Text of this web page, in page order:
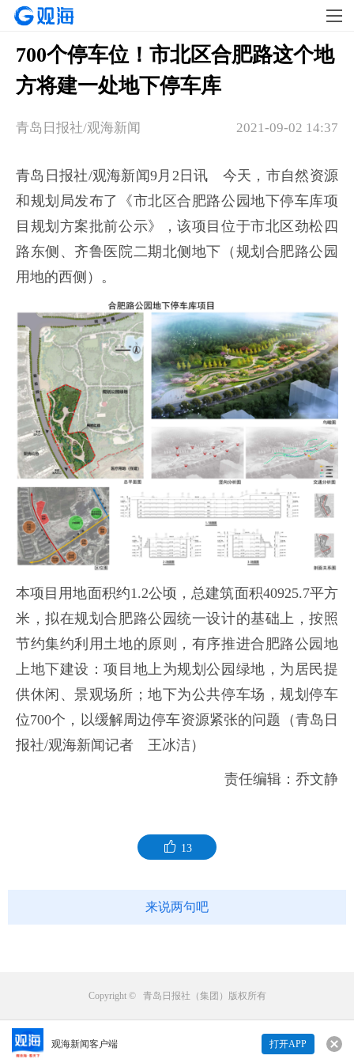
观海新闻客户端 打开APP
700个停车位！市北区合肥路这个地
方将建一处地下停车库
2021-09-02 14:37
青岛日报社/观海新闻
青岛日报社/观海新闻9月2日讯 今天，市自然资源
和规划局发布了《市北区合肥路公园地下停车库项
目规划方案批前公示》，该项目位于市北区劲松四
路东侧、齐鲁医院二期北侧地下（规划合肥路公园
用地的西侧）。
本项目用地面积约1.2公顷，总建筑面积40925.7平方
米，拟在规划合肥路公园统一设计的基础上，按照
节约集约利用土地的原则，有序推进合肥路公园地
上地下建设：项目地上为规划公园绿地，为居民提
供休闲、景观场所；地下为公共停车场，规划停车
位700个，以缓解周边停车资源紧张的问题（青岛日
报社/观海新闻记者 王冰洁）
责任编辑：乔文静
13
来说两句吧
来说两句吧...
Copyright © 青岛日报社（集团）版权所有